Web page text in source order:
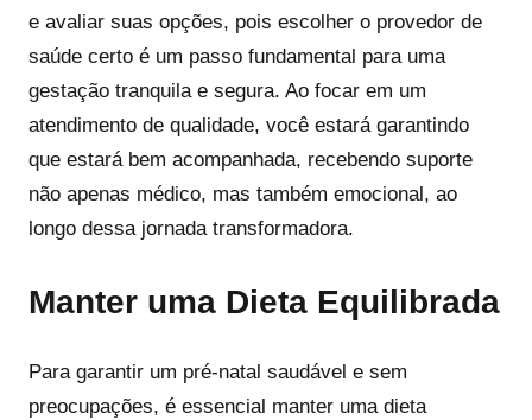
e avaliar suas opções, pois escolher o provedor de
saúde certo é um passo fundamental para uma
gestação tranquila e segura. Ao focar em um
atendimento de qualidade, você estará garantindo
que estará bem acompanhada, recebendo suporte
não apenas médico, mas também emocional, ao
longo dessa jornada transformadora.
Manter uma Dieta Equilibrada
Para garantir um pré-natal saudável e sem
preocupações, é essencial manter uma dieta